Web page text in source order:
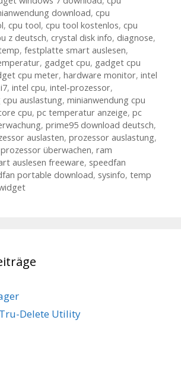
download, cpu
, cpu tool, cpu tool kostenlos, cpu
z deutsch, crystal disk info, diagnose,
, festplatte smart auslesen,
, gadget cpu, gadget cpu
cpu meter, hardware monitor, intel
, intel cpu, intel-prozessor,
auslastung, minianwendung cpu
cpu, pc temperatur anzeige, pc
, prime95 download deutsch,
auslasten, prozessor auslastung,
prozessor überwachen, ram
auslesen freeware, speedfan
portable download, sysinfo, temp
Delete Utility